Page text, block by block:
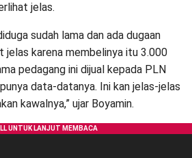
jelas.
sudah lama dan ada dugaan
jelas karena membelinya itu 3.000
pedagang ini dijual kepada PLN
data-datanya. Ini kan jelas-jelas
kawalnya,” ujar Boyamin.